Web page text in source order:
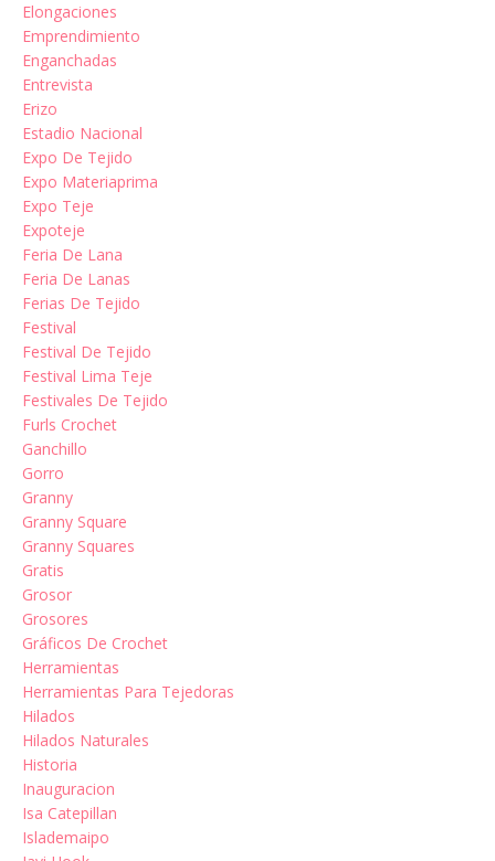
Elongaciones
Emprendimiento
Enganchadas
Entrevista
Erizo
Estadio Nacional
Expo De Tejido
Expo Materiaprima
Expo Teje
Expoteje
Feria De Lana
Feria De Lanas
Ferias De Tejido
Festival
Festival De Tejido
Festival Lima Teje
Festivales De Tejido
Furls Crochet
Ganchillo
Gorro
Granny
Granny Square
Granny Squares
Gratis
Grosor
Grosores
Gráficos De Crochet
Herramientas
Herramientas Para Tejedoras
Hilados
Hilados Naturales
Historia
Inauguracion
Isa Catepillan
Islademaipo